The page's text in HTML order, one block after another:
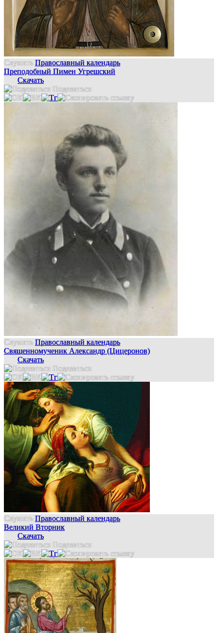
Слушать Православный календарь
Преподобный Пимен Угрешский
Скачать
Поделиться
Слушать Православный календарь
Священномученик Александр (Цицеронов)
Скачать
Поделиться
Слушать Православный календарь
Великий Вторник
Скачать
Поделиться